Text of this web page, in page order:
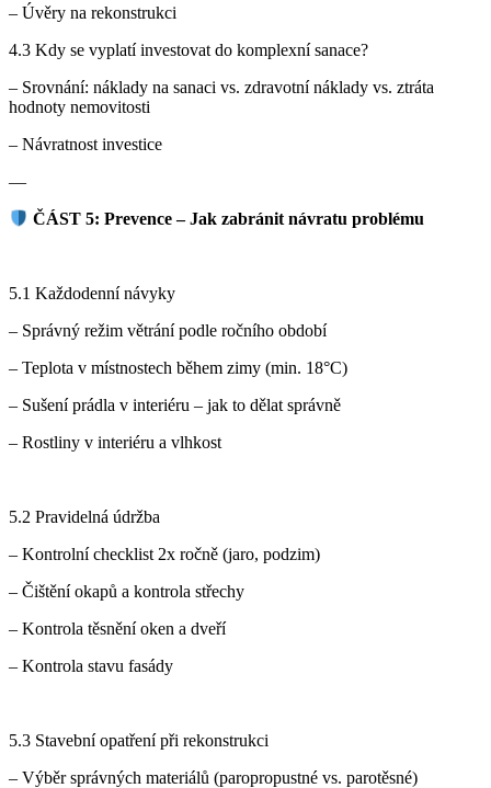
– Úvěry na rekonstrukci
4.3 Kdy se vyplatí investovat do komplexní sanace?
– Srovnání: náklady na sanaci vs. zdravotní náklady vs. ztráta
hodnoty nemovitosti
– Návratnost investice
—
ČÁST 5: Prevence – Jak zabránit návratu problému
5.1 Každodenní návyky
– Správný režim větrání podle ročního období
– Teplota v místnostech během zimy (min. 18°C)
– Sušení prádla v interiéru – jak to dělat správně
– Rostliny v interiéru a vlhkost
5.2 Pravidelná údržba
– Kontrolní checklist 2x ročně (jaro, podzim)
– Čištění okapů a kontrola střechy
– Kontrola těsnění oken a dveří
– Kontrola stavu fasády
5.3 Stavební opatření při rekonstrukci
– Výběr správných materiálů (paropropustné vs. parotěsné)